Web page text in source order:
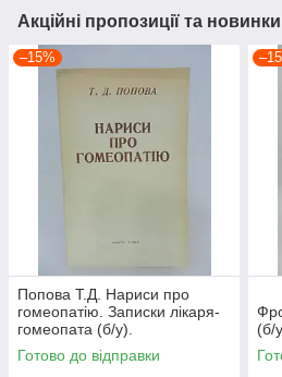
Акційні пропозиції та новинки
–15%
Попова Т.Д. Нариси про
гомеопатію. Записки лікаря-
гомеопата (б/у).
Готово до відправки
(б/